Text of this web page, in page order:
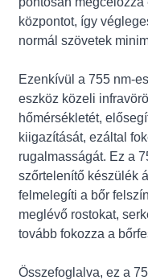
központot, így
normál szövetek
Ezenkívül a 755 nm-
eszköz közeli
hőmérsékletét,
kiigazítását, ezáltal
rugalmasságát. Ez a
szőrtelenítő készülék
felmelegíti a bőr
meglévő rostokat,
tovább fokozza a
Összefoglalva, ez a